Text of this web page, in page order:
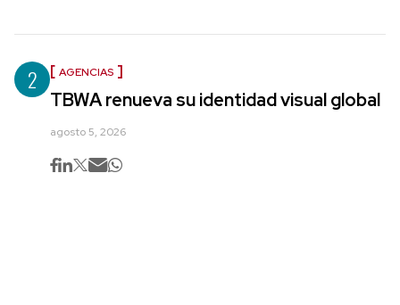
2 AGENCIAS
TBWA renueva su identidad visual global
agosto 5, 2026